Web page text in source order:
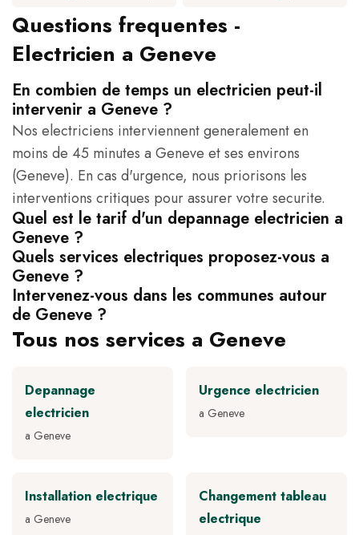
Questions frequentes -
Electricien a Geneve
En combien de temps un electricien peut-il
intervenir a Geneve ?
Nos electriciens interviennent generalement en
moins de 45 minutes a Geneve et ses environs
(Geneve). En cas d'urgence, nous priorisons les
interventions critiques pour assurer votre securite.
Quel est le tarif d'un depannage electricien a
Geneve ?
Quels services electriques proposez-vous a
Geneve ?
Intervenez-vous dans les communes autour
de Geneve ?
Tous nos services a Geneve
Depannage
electricien
a Geneve
Urgence electricien
a Geneve
Installation electrique
a Geneve
Changement tableau
electrique